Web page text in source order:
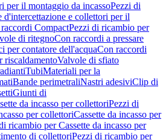
per il montaggio da incassoPezzi di
e collettori per il
CompactPezzi di ricambio per
di ritegnoCon raccordi a pressare
per contatore dell'acquaCon raccordi
riscaldamentoValvole di sfiato
TubiMateriali per la
Bande perimetraliNastri adesiviClip di
Giunti di
da incasso per collettoriPezzi di
per collettoriCassette da incasso per
ricambio per Cassette da incasso per
di collettoriPezzi di ricambio per